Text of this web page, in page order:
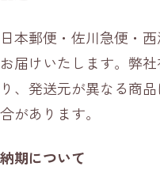
日本郵便・佐川急便・
お届けいたします。弊
り、発送元が異なる商
合があります。
納期について